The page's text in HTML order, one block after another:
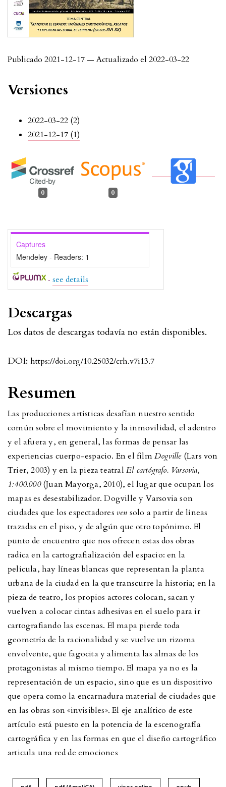
DOI: https://doi.org/10.25032/crh.v7i13.7
Publicado 2021-12-17 — Actualizado el 2022-03-22
Versiones
2022-03-22 (2)
2021-12-17 (1)
0 0
Captures
Mendeley - Readers: 1
- see details
Resumen
Las producciones artísticas desafían nuestro sentido
común sobre el movimiento y la inmovilidad, el adentro
y el afuera y, en general, las formas de pensar las
experiencias cuerpo-espacio. En el filmDogville(Lars von
Trier, 2003) y en la pieza teatral El cartógrafo. Varsovia,
1:400.000(Juan Mayorga, 2010), el lugar que ocupan los
mapas es desestabilizador. Dogville y Varsovia son
ciudades que los espectadores ven solo a partir de líneas
trazadas en el piso, y de algún que otro topónimo. El
punto de encuentro que nos ofrecen estas dos obras
radica en la cartografialización del espacio: en la
película, hay líneas blancas que representan la planta
urbana de la ciudad en la que transcurre la historia; en la
pieza de teatro, los propios actores colocan, sacan y
vuelven a colocar cintas adhesivas en el suelo para ir
cartografiando las escenas. El mapa pierde toda
geometría de la racionalidad y se vuelve un rizoma
envolvente, que fagocita y alimenta las almas de los
protagonistas al mismo tiempo. El mapa ya no es la
representación de un espacio, sino que es un dispositivo
que opera como la encarnadura material de ciudades que
en las obras son «invisibles». El eje analítico de este
artículo está puesto en la potencia de la escenografía
cartográfica y en las formas en que el diseño cartográfico
articula una red de emociones
Descargas
Los datos de descargas todavía no están disponibles.